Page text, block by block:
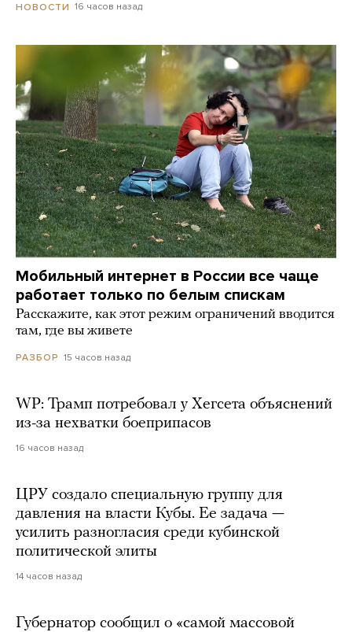
НОВОСТИ 16 часов назад
Мобильный интернет в России все чаще
работает только по белым спискам
Расскажите, как этот режим ограничений вводится
там, где вы живете
РАЗБОР 15 часов назад
WP: Трамп потребовал у Хегсета объяснений
из-за нехватки боеприпасов
16 часов назад
ЦРУ создало специальную группу для
давления на власти Кубы. Ее задача —
усилить разногласия среди кубинской
политической элиты
14 часов назад
Губернатор сообщил о «самой массовой